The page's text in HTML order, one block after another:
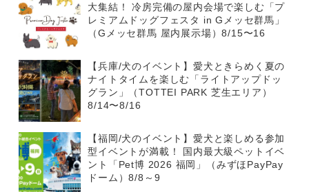
大集結！ 冷房完備の屋内会場で楽しむ「プ
レミアムドッグフェスタ in Gメッセ群馬」
（Gメッセ群馬 屋内展示場）8/15〜16
【兵庫/犬のイベント】愛犬ときらめく夏の
ナイトタイムを楽しむ「ライトアップドッ
グラン」（TOTTEI PARK 芝生エリア）
8/14〜8/16
【福岡/犬のイベント】愛犬と楽しめる参加
型イベントが満載！ 国内最大級ペットイベ
ント「Pet博 2026 福岡」（みずほPayPay
ドーム）8/8～9